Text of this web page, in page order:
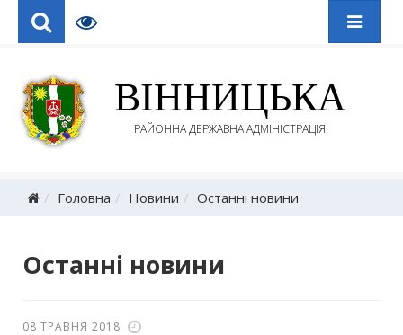
ВІННИЦЬКА
РАЙОННА ДЕРЖАВНА АДМІНІСТРАЦІЯ
Головна Новини Останні новини
Останні новини
08 ТРАВНЯ 2018